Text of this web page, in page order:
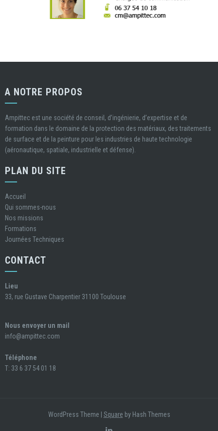
A NOTRE PROPOS
Ampittec est une société de conseil, d’ingénierie, d’expertise et de
formation dans le domaine de la protection des matériaux, des traitements
de surface et de la peinture pour les industries de haute technologie
(aéronautique, spatiale, industrielle et défense).
PLAN DU SITE
Accueil
Qui sommes-nous
Nos missions
Formations
Journées Techniques
CONTACT
Lieu
33, rue Gustave Charpentier 31100 Toulouse
Nous envoyer un mail
info@ampittec.com
Téléphone
T: 33 6 37 54 01 18
WordPress Theme Square by Hash Themes